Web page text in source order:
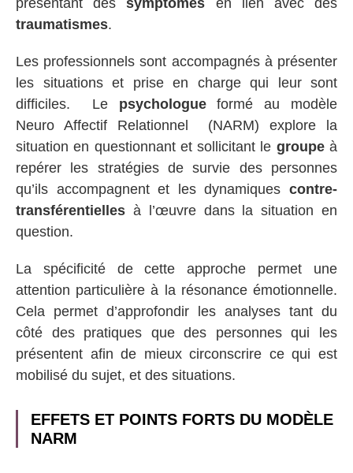
présentant dessymptômes en lien avec des
traumatismes.
Les professionnels sont accompagnés à présenter
les situations et prise en charge qui leur sont
difficiles. Le psychologueformé au modèle
Neuro Affectif Relationnel (NARM) explore la
situation en questionnant et sollicitant le groupeà
repérer les stratégies de survie des personnes
qu’ils accompagnent et les dynamiques contre-
transférentielles à l’œuvre dans la situation en
question.
La spécificité de cette approche permet une
attention particulière à la résonance émotionnelle.
Cela permet d’approfondir les analyses tant du
côté des pratiques que des personnes qui les
présentent afin de mieux circonscrire ce qui est
mobilisé du sujet, et des situations.
EFFETS ET POINTS FORTS DU MODÈLE
NARM